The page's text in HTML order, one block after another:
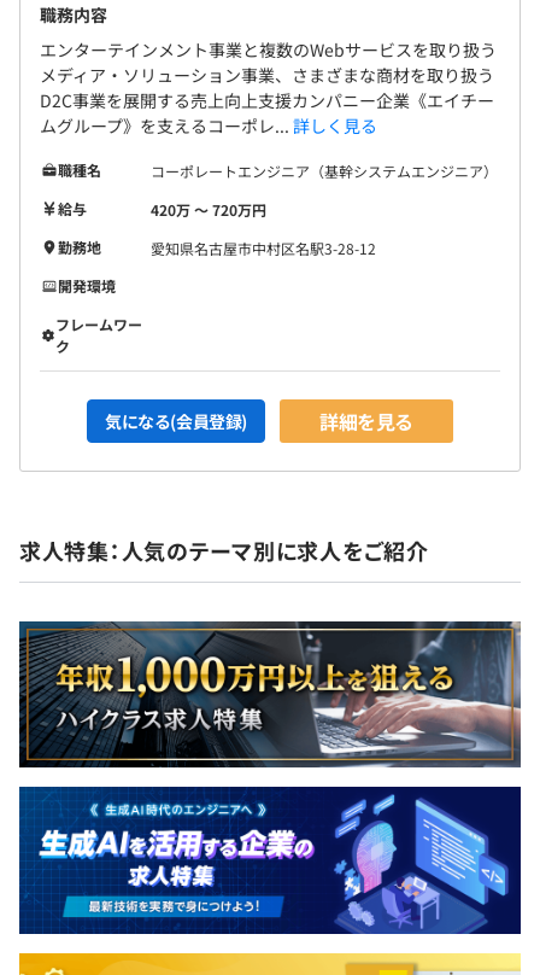
職務内容
エンターテインメント事業と複数のWebサービスを取り扱う
メディア・ソリューション事業、さまざまな商材を取り扱う
D2C事業を展開する売上向上支援カンパニー企業《エイチー
ムグループ》を支えるコーポレ... 詳しく見る
職種名
コーポレートエンジニア（基幹システムエンジニア）
給与
420万 〜 720万円
勤務地
愛知県名古屋市中村区名駅3-28-12
開発環境
フレームワー
ク
気になる(会員登録) 詳細を見る
求人特集：人気のテーマ別に求人をご紹介